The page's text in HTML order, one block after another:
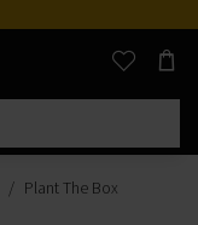
Plant The Box